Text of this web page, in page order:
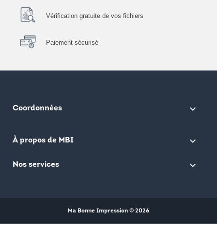
Vérification gratuite de vos fichiers
Paiement sécurisé
Coordonnées keyboard_arrow_down
À propos de MBI 
Nos services 
Ma Bonne Impression © 2026